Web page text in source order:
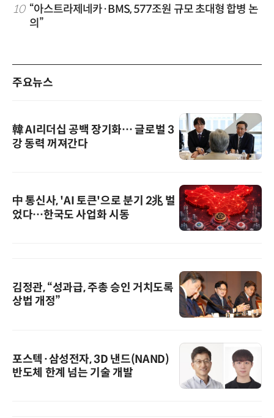
10 “아스트라제네카·BMS, 577조원 규모 초대형 합병 논
의”
주요뉴스
韓 AI리더십 공백 장기화… 글로벌 3
강 동력 꺼져간다
中 통신사, 'AI 토큰'으로 분기 2兆 벌
었다…한국도 사업화 시동
김정관, “성과급, 주총 승인 거치도록
상법 개정”
포스텍·삼성전자, 3D 낸드(NAND)
반도체 한계 넘는 기술 개발